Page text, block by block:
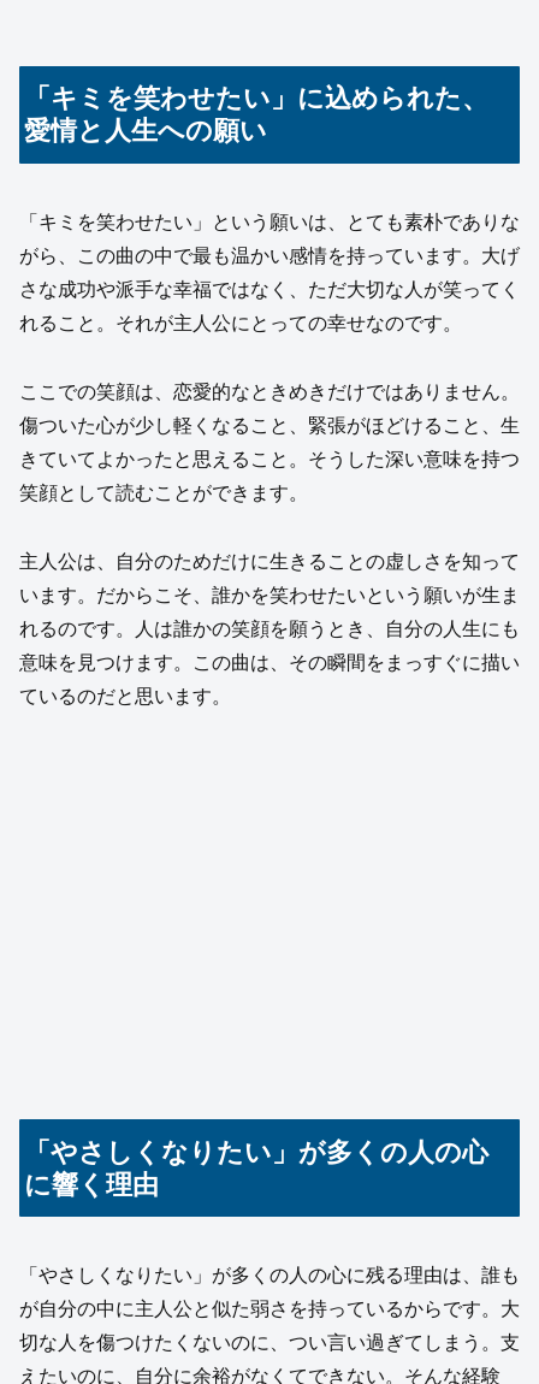
「キミを笑わせたい」に込められた、
愛情と人生への願い
「キミを笑わせたい」という願いは、とても素朴でありな
がら、この曲の中で最も温かい感情を持っています。大げ
さな成功や派手な幸福ではなく、ただ大切な人が笑ってく
れること。それが主人公にとっての幸せなのです。
ここでの笑顔は、恋愛的なときめきだけではありません。
傷ついた心が少し軽くなること、緊張がほどけること、生
きていてよかったと思えること。そうした深い意味を持つ
笑顔として読むことができます。
主人公は、自分のためだけに生きることの虚しさを知って
います。だからこそ、誰かを笑わせたいという願いが生ま
れるのです。人は誰かの笑顔を願うとき、自分の人生にも
意味を見つけます。この曲は、その瞬間をまっすぐに描い
ているのだと思います。
「やさしくなりたい」が多くの人の心
に響く理由
「やさしくなりたい」が多くの人の心に残る理由は、誰も
が自分の中に主人公と似た弱さを持っているからです。大
切な人を傷つけたくないのに、つい言い過ぎてしまう。支
えたいのに、自分に余裕がなくてできない。そんな経験